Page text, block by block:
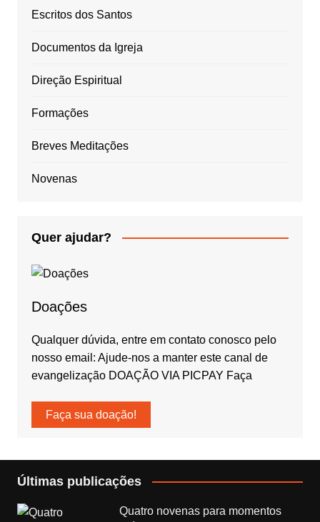
Escritos dos Santos
Documentos da Igreja
Direção Espiritual
Formações
Breves Meditações
Novenas
Quer ajudar?
Doações
Qualquer dúvida, entre em contato conosco pelo
nosso email: Ajude-nos a manter este canal de
evangelização DOAÇÃO VIA PICPAY Faça
Faça sua doação!
Últimas publicações
Quatro novenas para momentos